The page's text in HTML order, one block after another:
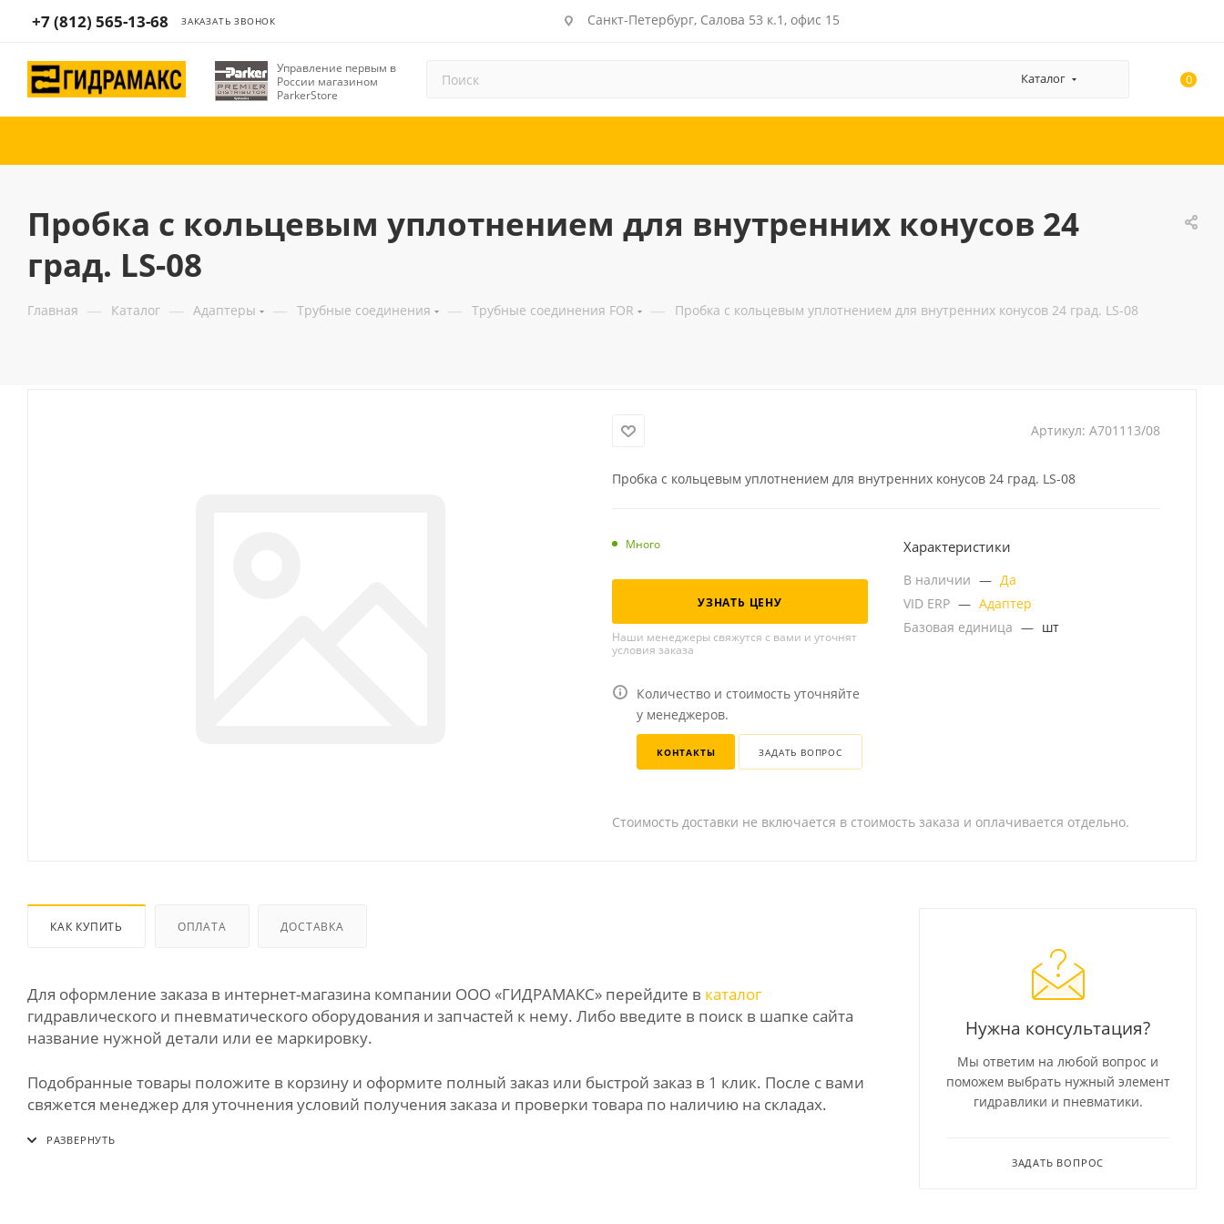
+7 (812) 565-13-68 ЗАКАЗАТЬ ЗВОНОК Санкт-Петербург, Салова 53 к.1, офис 15
Управление первым в
России магазином
ParkerStore
Каталог 0
Пробка с кольцевым уплотнением для внутренних конусов 24
град. LS-08
Главная — Каталог — Адаптеры — Трубные соединения — Трубные соединения FOR — Пробка с кольцевым уплотнением для внутренних конусов 24 град. LS-08
Артикул: A701113/08
Пробка с кольцевым уплотнением для внутренних конусов 24 град. LS-08
Много
УЗНАТЬ ЦЕНУ
Наши менеджеры свяжутся с вами и уточнят
условия заказа
Количество и стоимость уточняйте
у менеджеров.
КОНТАКТЫ ЗАДАТЬ ВОПРОС
Характеристики
В наличии — Да
VID ERP — Адаптер
Базовая единица — шт
Стоимость доставки не включается в стоимость заказа и оплачивается отдельно.
КАК КУПИТЬ ОПЛАТА ДОСТАВКА
Для оформление заказа в интернет-магазина компании ООО «ГИДРАМАКС» перейдите в каталог
гидравлического и пневматического оборудования и запчастей к нему. Либо введите в поиск в шапке сайта
название нужной детали или ее маркировку.
Подобранные товары положите в корзину и оформите полный заказ или быстрой заказ в 1 клик. После с вами
свяжется менеджер для уточнения условий получения заказа и проверки товара по наличию на складах.
Нужна консультация?
Мы ответим на любой вопрос и
поможем выбрать нужный элемент
гидравлики и пневматики.
ЗАДАТЬ ВОПРОС